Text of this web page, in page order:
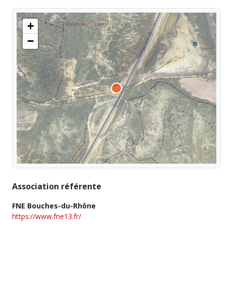
+
−
Association référente
FNE Bouches-du-Rhône
https://www.fne13.fr/